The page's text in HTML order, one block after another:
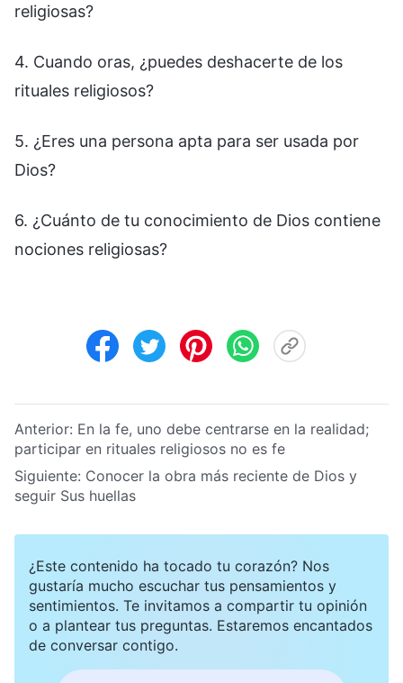
religiosas?
4. Cuando oras, ¿puedes deshacerte de los
rituales religiosos?
5. ¿Eres una persona apta para ser usada por
Dios?
6. ¿Cuánto de tu conocimiento de Dios contiene
nociones religiosas?
Anterior: En la fe, uno debe centrarse en la realidad;
participar en rituales religiosos no es fe
Siguiente: Conocer la obra más reciente de Dios y
seguir Sus huellas
¿Este contenido ha tocado tu corazón? Nos
gustaría mucho escuchar tus pensamientos y
sentimientos. Te invitamos a compartir tu opinión
o a plantear tus preguntas. Estaremos encantados
de conversar contigo.